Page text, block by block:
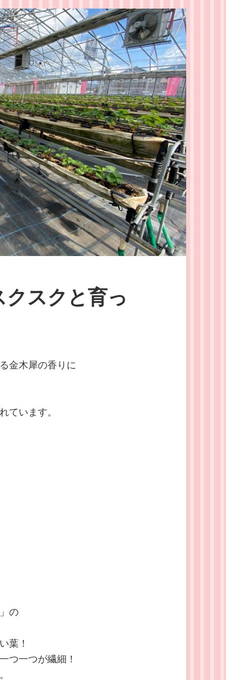
クスクと育っ
金木犀の香りに
ています。
の
葉！
つ一つが繊細！